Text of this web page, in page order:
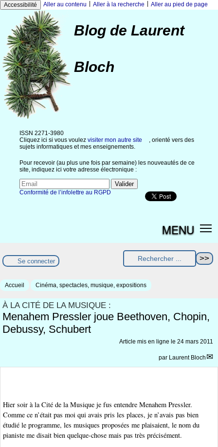
Accessibilité Aller au contenu Aller à la recherche Aller au pied de page
Blog de Laurent
Bloch
ISSN 2271-3980
Cliquez ici si vous voulez visiter mon autre site
, orienté vers des
sujets informatiques et mes enseignements.
Pour recevoir (au plus une fois par semaine) les nouveautés de ce
site, indiquez ici votre adresse électronique :
Conformité de l’infolettre au RGPD
MENU
Se connecter
Accueil Cinéma, spectacles, musique, expositions
À LA CITÉ DE LA MUSIQUE :
Menahem Pressler joue Beethoven, Chopin,
Debussy, Schubert
Article mis en ligne le 24 mars 2011
par Laurent Bloch
Hier soir à la Cité de la Musique je fus entendre Menahem Pressler.
Comme ce n’était pas moi qui avais pris les places, je n’avais pas bien
étudié le programme, les musiques proposées me plaisaient, le nom du
pianiste me disait bien quelque-chose mais pas très précisément.